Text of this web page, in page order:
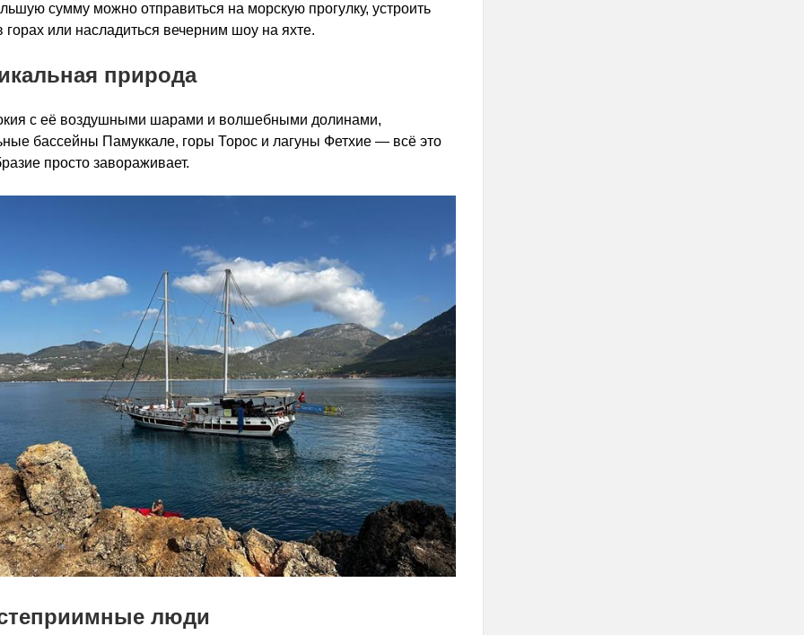
сумму можно отправиться на морскую прогулку, устроить
горах или насладиться вечерним шоу на яхте.
природа
с её воздушными шарами и волшебными долинами,
бассейны Памуккале, горы Торос и лагуны Фетхие — всё это
просто завораживает.
люди